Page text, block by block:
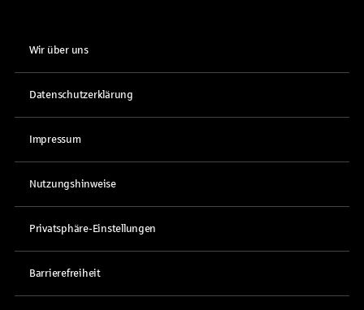
Wir über uns
Datenschutzerklärung
Impressum
Nutzungshinweise
Privatsphäre-Einstellungen
Barrierefreiheit